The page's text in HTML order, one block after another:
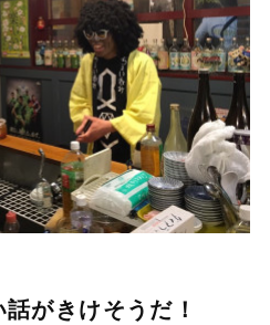
がきけそうだ！